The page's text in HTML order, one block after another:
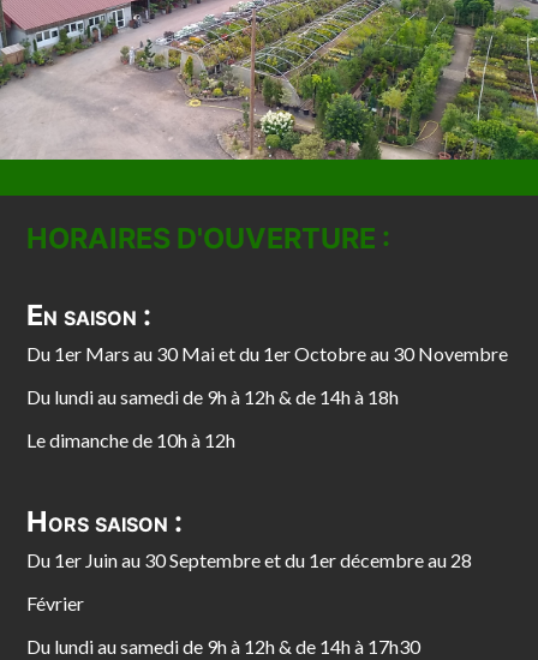
HORAIRES D'OUVERTURE :
En saison :
Du 1er Mars au 30 Mai et du 1er Octobre au 30 Novembre
Du lundi au samedi de 9h à 12h & de 14h à 18h
Le dimanche de 10h à 12h
Hors saison :
Du 1er Juin au 30 Septembre et du 1er décembre au 28
Février
Du lundi au samedi de 9h à 12h & de 14h à 17h30